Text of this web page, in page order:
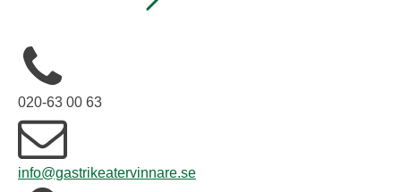
020-63 00 63
info@gastrikeatervinnare.se